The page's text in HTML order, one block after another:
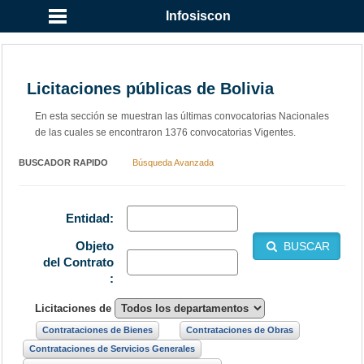
Infosiscon
Licitaciones públicas de Bolivia
En esta sección se muestran las últimas convocatorias Nacionales
de las cuales se encontraron 1376 convocatorias Vigentes.
BUSCADOR RAPIDO Búsqueda Avanzada
Entidad:
BUSCAR
Objeto
del Contrato
:
Licitaciones de
Contrataciones de Bienes
Contrataciones de Obras
Contrataciones de Servicios Generales